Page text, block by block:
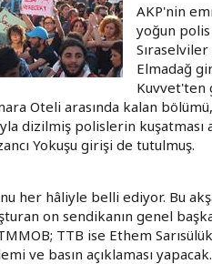
AKP'nin
yoğun
Elmadağ
Kuvvet'ten
Oteli arasında kalan
dizilmiş polislerin kuşatması
Yokuşu girişi de tutulmuş.
her hâliyle belli ediyor. Bu
on sendikanın genel
TTB ise Ethem
ve basın açıklaması yapacak.